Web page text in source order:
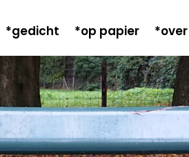
*gedicht *op papier